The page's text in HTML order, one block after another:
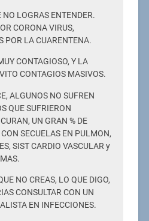
NO LOGRAS ENTENDER.
CORONA VIRUS,
POR LA CUARENTENA.
CONTAGIOSO, Y LA
CONTAGIOS MASIVOS.
ALGUNOS NO SUFREN
QUE SUFRIERON
UN GRAN % DE
SECUELAS EN PULMON,
SIST CARDIO VASCULAR y
NO CREAS, LO QUE DIGO,
CONSULTAR CON UN
EN INFECCIONES.